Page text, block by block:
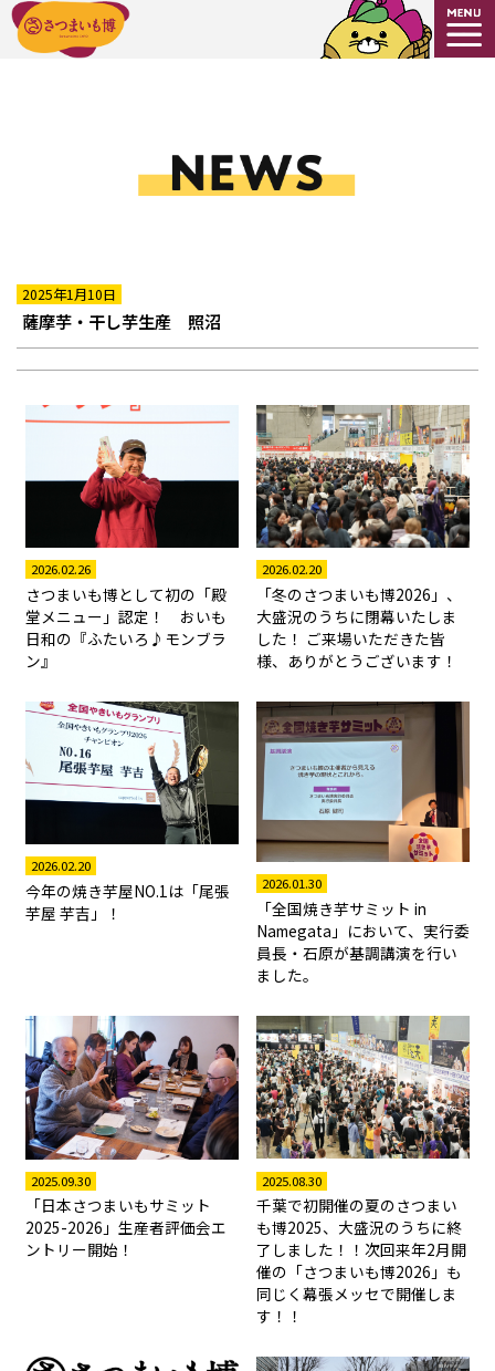
2025年1月10日
薩摩芋・干し芋生産 照沼
2026.02.26
さつまいも博として初の「殿
堂メニュー」認定！ おいも
日和の『ふたいろ♪モンブラ
ン』
2026.02.20
「冬のさつまいも博2026」、
大盛況のうちに閉幕いたしま
した！ ご来場いただきた皆
様、ありがとうございます！
2026.02.20
今年の焼き芋屋NO.1は「尾張
芋屋 芋吉」！
2026.01.30
「全国焼き芋サミット in
Namegata」において、実行委
員長・石原が基調講演を行い
ました。
2025.09.30
「日本さつまいもサミット
2025-2026」生産者評価会エ
ントリー開始！
2025.08.30
千葉で初開催の夏のさつまい
も博2025、大盛況のうちに終
了しました！！次回来年2月開
催の「さつまいも博2026」も
同じく幕張メッセで開催しま
す！！